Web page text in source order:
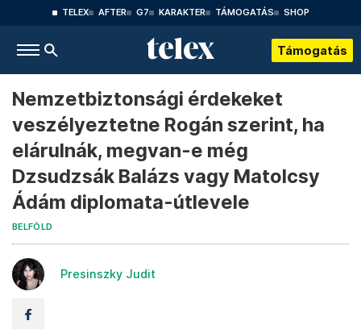
TELEX AFTER G7 KARAKTER TÁMOGATÁS SHOP
Támogatás
Nemzetbiztonsági érdekeket
veszélyeztetne Rogán szerint, ha
elárulnák, megvan-e még
Dzsudzsák Balázs vagy Matolcsy
Ádám diplomata-útlevele
BELFÖLD
Presinszky Judit